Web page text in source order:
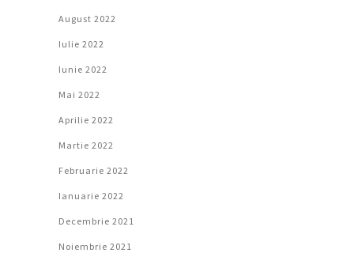
August 2022
Iulie 2022
Iunie 2022
Mai 2022
Aprilie 2022
Martie 2022
Februarie 2022
Ianuarie 2022
Decembrie 2021
Noiembrie 2021